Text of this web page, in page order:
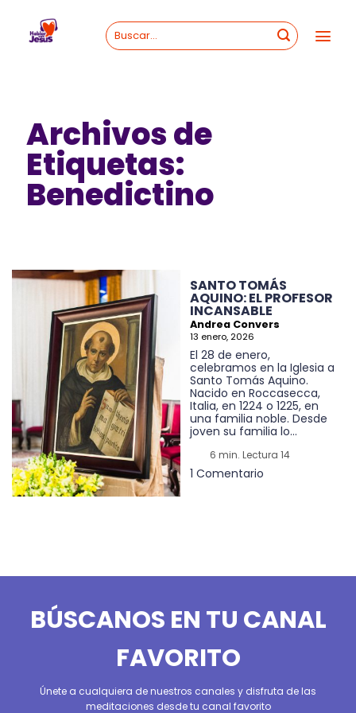
content
Archivos de
Etiquetas:
Benedictino
SANTO TOMÁS
AQUINO: EL PROFESOR
INCANSABLE
Andrea Convers
13 enero, 2026
El 28 de enero,
celebramos en la Iglesia a
Santo Tomás Aquino.
Nacido en Roccasecca,
Italia, en 1224 o 1225, en
una familia noble. Desde
joven su familia lo...
6 min. Lectura 14
1 Comentario
BÚSCANOS EN TU CANAL
FAVORITO
Únete a cualquiera de nuestros canales y disfruta de las
meditaciones desde tu canal favorito